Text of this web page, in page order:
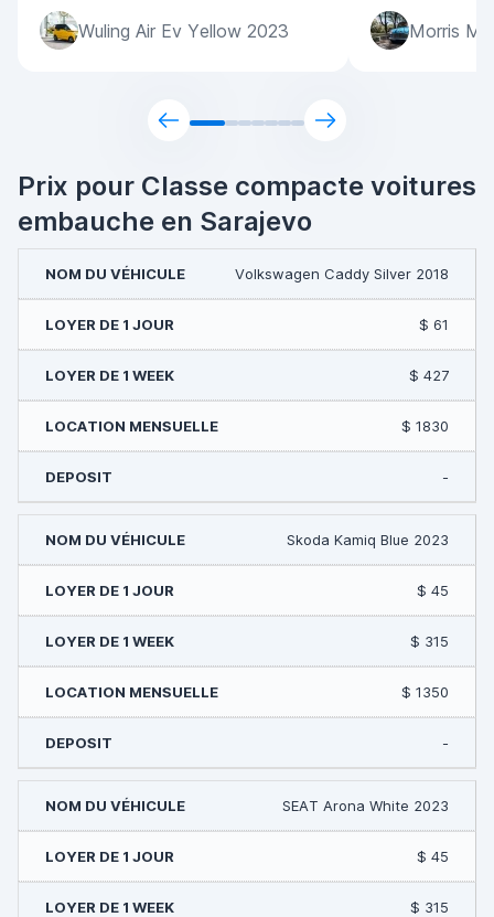
Wuling Air Ev Yellow 2023 Morris
Prix pour Classe compacte voitures
embauche en Sarajevo
Volkswagen Caddy Silver 2018
$ 61
$ 427
$ 1830
-
Skoda Kamiq Blue 2023
$ 45
$ 315
$ 1350
-
SEAT Arona White 2023
$ 45
$ 315